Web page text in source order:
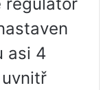
asi 4